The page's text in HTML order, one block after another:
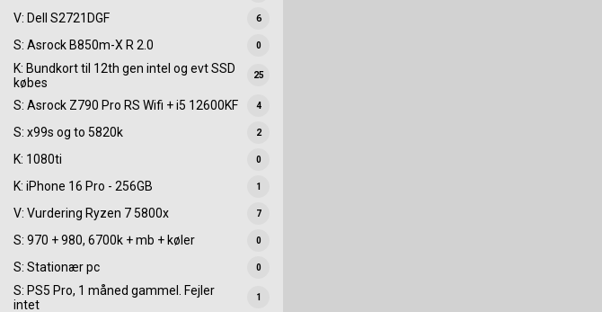
V: Dell S2721DGF 6
S: Asrock B850m-X R 2.0 0
K: Bundkort til 12th gen intel og evt SSD
købes
25
S: Asrock Z790 Pro RS Wifi + i5 12600KF 4
S: x99s og to 5820k 2
K: 1080ti 0
K: iPhone 16 Pro - 256GB 1
V: Vurdering Ryzen 7 5800x 7
S: 970 + 980, 6700k + mb + køler 0
S: Stationær pc 0
S: PS5 Pro, 1 måned gammel. Fejler
intet
1